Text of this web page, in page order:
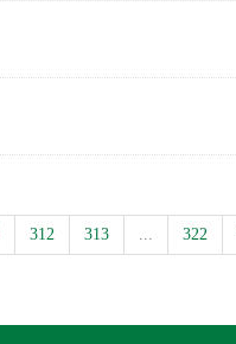
312 313 ... 322